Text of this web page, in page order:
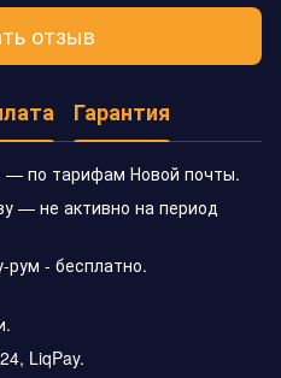
отзыв
Гарантия
— по тарифам Новой почты.
— не активно на период
- бесплатно.
LiqPay.